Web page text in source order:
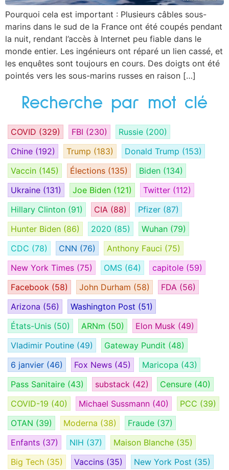
Pourquoi cela est important : Plusieurs câbles sous-
marins dans le sud de la France ont été coupés pendant
la nuit, rendant l’accès à Internet peu fiable dans le
monde entier. Les ingénieurs ont réparé un lien cassé, et
les enquêtes sont toujours en cours. Des doigts ont été
pointés vers les sous-marins russes en raison […]
Recherche par mot clé
COVID (329) FBI (230) Russie (200)
Chine (192) Trump (183) Donald Trump (153)
Vaccin (145) Élections (135) Biden (134)
Ukraine (131) Joe Biden (121) Twitter (112)
Hillary Clinton (91) CIA (88) Pfizer (87)
Hunter Biden (86) 2020 (85) Wuhan (79)
CDC (78) CNN (76) Anthony Fauci (75)
New York Times (75) OMS (64) capitole (59)
Facebook (58) John Durham (58) FDA (56)
Arizona (56) Washington Post (51)
États-Unis (50) ARNm (50) Elon Musk (49)
Vladimir Poutine (49) Gateway Pundit (48)
6 janvier (46) Fox News (45) Maricopa (43)
Pass Sanitaire (43) substack (42) Censure (40)
COVID-19 (40) Michael Sussmann (40) PCC (39)
OTAN (39) Moderna (38) Fraude (37)
Enfants (37) NIH (37) Maison Blanche (35)
Big Tech (35) Vaccins (35) New York Post (35)